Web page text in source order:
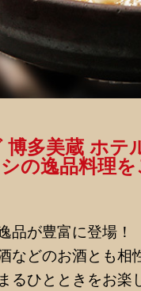
博多美蔵 ホ
の逸品料理
品が豊富に登場！
などのお酒とも
るひとときをお楽